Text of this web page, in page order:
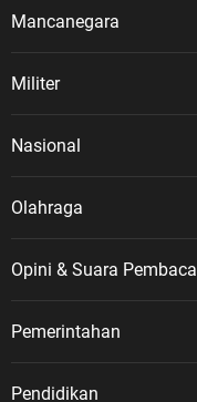
Mancanegara
Militer
Nasional
Olahraga
Opini & Suara Pembaca
Pemerintahan
Pendidikan